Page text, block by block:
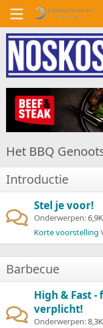
Het BBQ
Introductie
Stel je voor!
Onderwerpen 6,9K
Korte voorstelling
Barbecue
High & Fast
verplicht!
Onderwerpen 8,3K